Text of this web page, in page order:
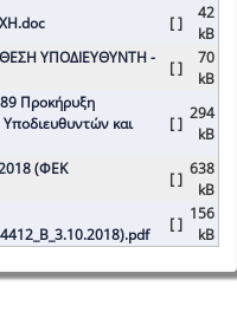
[ ]
42
kB
ΥΠΟΔΙΕΥΘΥΝΤΗ -
[ ]
70
kB
Προκήρυξη
και
[ ]
294
kB
(ΦΕΚ
[ ]
638
kB
[ ]
156
kB